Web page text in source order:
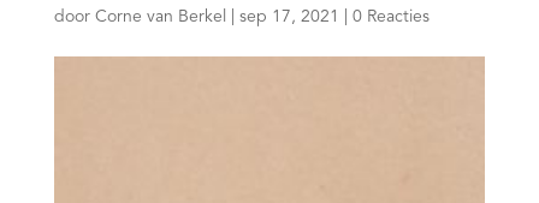
door Corne van Berkel sep 17, 2021 0 Reacties